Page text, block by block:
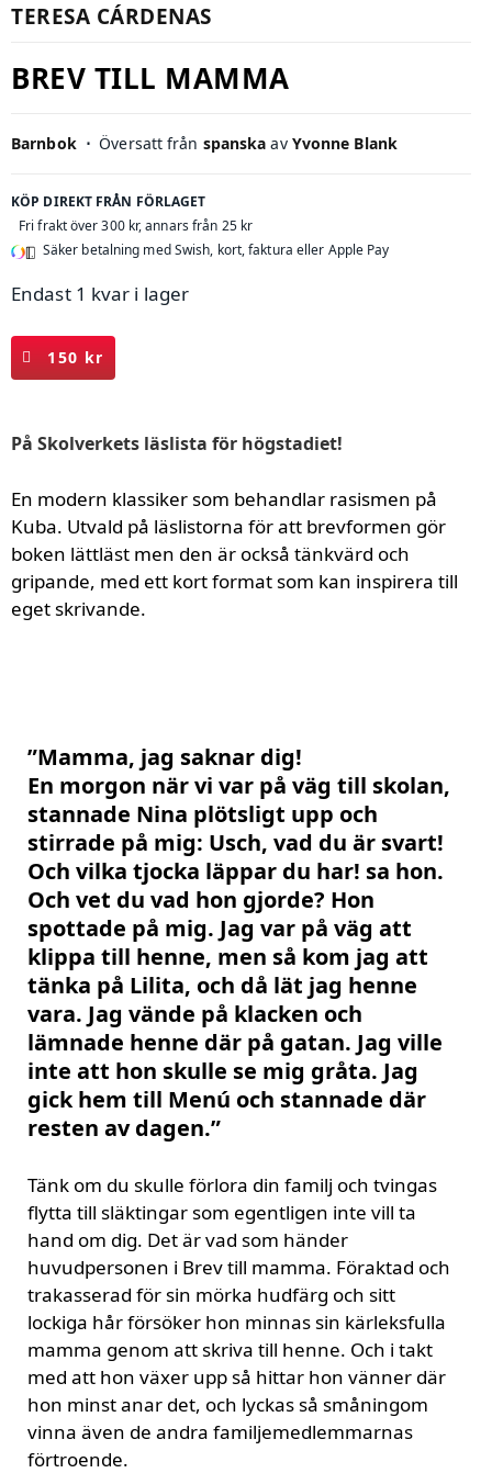
TERESA CÁRDENAS
BREV TILL MAMMA
Barnbok ⋅ Översatt från spanska av Yvonne Blank
KÖP DIREKT FRÅN FÖRLAGET
Fri frakt över 300 kr, annars från 25 kr
Säker betalning med Swish, kort, faktura eller Apple Pay
Endast 1 kvar i lager
Brev
till
mängd
150 kr
På Skolverkets läslista för högstadiet!
En modern klassiker som behandlar rasismen på
Kuba. Utvald på läslistorna för att brevformen gör
boken lättläst men den är också tänkvärd och
gripande, med ett kort format som kan inspirera till
eget skrivande.
”Mamma, jag saknar dig!
En morgon när vi var på väg till skolan,
stannade Nina plötsligt upp och
stirrade på mig: Usch, vad du är svart!
Och vilka tjocka läppar du har! sa hon.
Och vet du vad hon gjorde? Hon
spottade på mig. Jag var på väg att
klippa till henne, men så kom jag att
tänka på Lilita, och då lät jag henne
vara. Jag vände på klacken och
lämnade henne där på gatan. Jag ville
inte att hon skulle se mig gråta. Jag
gick hem till Menú och stannade där
resten av dagen.”
Tänk om du skulle förlora din familj och tvingas
flytta till släktingar som egentligen inte vill ta
hand om dig. Det är vad som händer
huvudpersonen i Brev till mamma. Föraktad och
trakasserad för sin mörka hudfärg och sitt
lockiga hår försöker hon minnas sin kärleksfulla
mamma genom att skriva till henne. Och i takt
med att hon växer upp så hittar hon vänner där
hon minst anar det, och lyckas så småningom
vinna även de andra familjemedlemmarnas
förtroende.